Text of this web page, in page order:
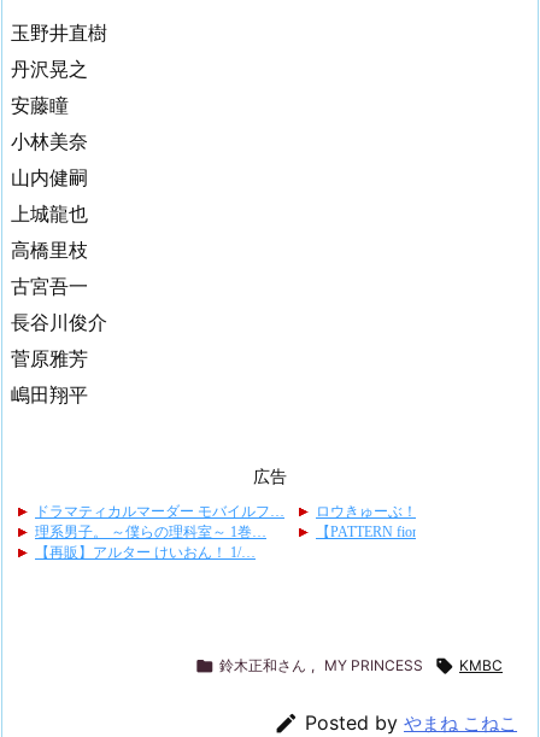
玉野井直樹
丹沢晃之
安藤瞳
小林美奈
山内健嗣
上城龍也
高橋里枝
古宮吾一
長谷川俊介
菅原雅芳
嶋田翔平
広告
 鈴木正和さん , MY PRINCESS  KMBC
 Posted by やまね こねこ